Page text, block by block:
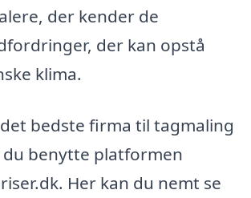
der kender de
der kan opstå
klima.
bedste firma til tagmaling
du benytte platformen
Her kan du nemt se